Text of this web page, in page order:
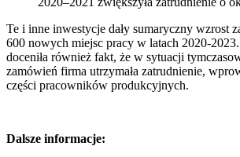
Te i inne inwestycje dały sumaryczny wzrost
600 nowych miejsc pracy w latach 2020-
doceniła również fakt, że w sytuacji
zamówień firma utrzymała zatrudnienie,
części pracowników produkcyjnych.
Dalsze informacje: